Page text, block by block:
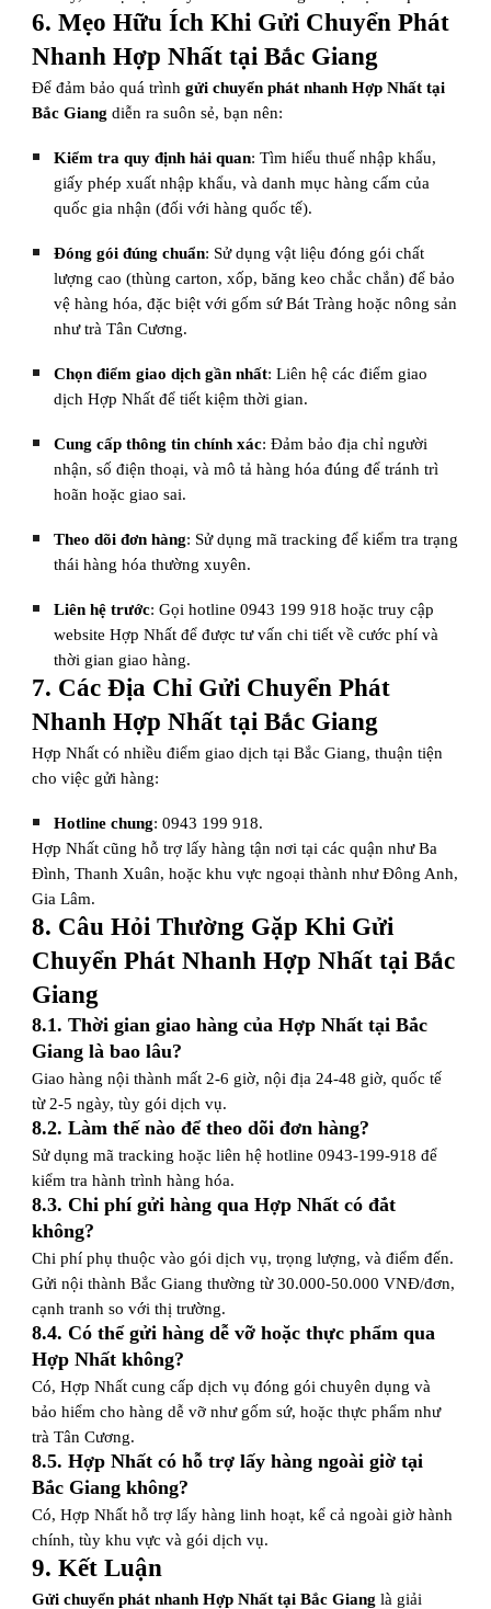
6. Mẹo Hữu Ích Khi Gửi Chuyển Phát
Nhanh Hợp Nhất tại Bắc Giang
Để đảm bảo quá trìnhgửi chuyển phát nhanh Hợp Nhất tại
Bắc Giang diễn ra suôn sẻ, bạn nên:
Kiểm tra quy định hải quan: Tìm hiểu thuế nhập khẩu,
giấy phép xuất nhập khẩu, và danh mục hàng cấm của
quốc gia nhận (đối với hàng quốc tế).
Đóng gói đúng chuẩn: Sử dụng vật liệu đóng gói chất
lượng cao (thùng carton, xốp, băng keo chắc chắn) để bảo
vệ hàng hóa, đặc biệt với gốm sứ Bát Tràng hoặc nông sản
như trà Tân Cương.
Chọn điểm giao dịch gần nhất: Liên hệ các điểm giao
dịch Hợp Nhất để tiết kiệm thời gian.
Cung cấp thông tin chính xác: Đảm bảo địa chỉ người
nhận, số điện thoại, và mô tả hàng hóa đúng để tránh trì
hoãn hoặc giao sai.
Theo dõi đơn hàng: Sử dụng mã tracking để kiểm tra trạng
thái hàng hóa thường xuyên.
Liên hệ trước: Gọi hotline 0943 199 918 hoặc truy cập
website Hợp Nhất để được tư vấn chi tiết về cước phí và
thời gian giao hàng.
7. Các Địa Chỉ Gửi Chuyển Phát
Nhanh Hợp Nhất tại Bắc Giang
Hợp Nhất có nhiều điểm giao dịch tại Bắc Giang, thuận tiện
cho việc gửi hàng:
Hotline chung: 0943 199 918.
Hợp Nhất cũng hỗ trợ lấy hàng tận nơi tại các quận như Ba
Đình, Thanh Xuân, hoặc khu vực ngoại thành như Đông Anh,
Gia Lâm.
8. Câu Hỏi Thường Gặp Khi Gửi
Chuyển Phát Nhanh Hợp Nhất tại Bắc
Giang
8.1. Thời gian giao hàng của Hợp Nhất tại Bắc
Giang là bao lâu?
Giao hàng nội thành mất 2-6 giờ, nội địa 24-48 giờ, quốc tế
từ 2-5 ngày, tùy gói dịch vụ.
8.2. Làm thế nào để theo dõi đơn hàng?
Sử dụng mã tracking hoặc liên hệ hotline 0943-199-918 để
kiểm tra hành trình hàng hóa.
8.3. Chi phí gửi hàng qua Hợp Nhất có đắt
không?
Chi phí phụ thuộc vào gói dịch vụ, trọng lượng, và điểm đến.
Gửi nội thành Bắc Giang thường từ 30.000-50.000 VNĐ/đơn,
cạnh tranh so với thị trường.
8.4. Có thể gửi hàng dễ vỡ hoặc thực phẩm qua
Hợp Nhất không?
Có, Hợp Nhất cung cấp dịch vụ đóng gói chuyên dụng và
bảo hiểm cho hàng dễ vỡ như gốm sứ, hoặc thực phẩm như
trà Tân Cương.
8.5. Hợp Nhất có hỗ trợ lấy hàng ngoài giờ tại
Bắc Giang không?
Có, Hợp Nhất hỗ trợ lấy hàng linh hoạt, kể cả ngoài giờ hành
chính, tùy khu vực và gói dịch vụ.
9. Kết Luận
Gửi chuyển phát nhanh Hợp Nhất tại Bắc Giang là giải